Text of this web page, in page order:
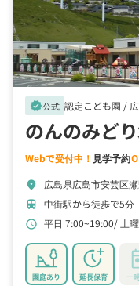
verified公式 認定こども園 /
のんのみど
Webで受付中！ 見学予約
location_on 広島県広島市安芸区
train 中街駅から徒歩で5分
schedule 平日 7:00~19:00 土
園庭あり 延長保育 一